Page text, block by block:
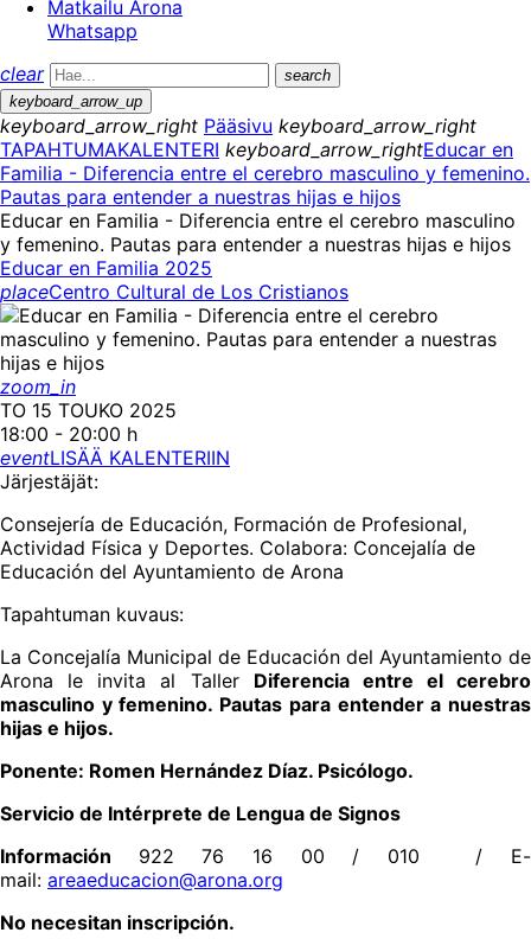
Matkailu Arona
Whatsapp
clear
search
keyboard_arrow_up
keyboard_arrow_right Pääsivu keyboard_arrow_right
TAPAHTUMAKALENTERI keyboard_arrow_rightEducar en
Familia - Diferencia entre el cerebro masculino y femenino.
Pautas para entender a nuestras hijas e hijos
Educar en Familia - Diferencia entre el cerebro masculino
y femenino. Pautas para entender a nuestras hijas e hijos
Educar en Familia 2025
placeCentro Cultural de Los Cristianos
zoom_in
TO 15 TOUKO 2025
18:00 - 20:00 h
eventLISÄÄ KALENTERIIN
Järjestäjät:
Consejería de Educación, Formación de Profesional,
Actividad Física y Deportes. Colabora: Concejalía de
Educación del Ayuntamiento de Arona
Tapahtuman kuvaus:
La Concejalía Municipal de Educación del Ayuntamiento de
Arona le invita al Taller Diferencia entre el cerebro
masculino y femenino. Pautas para entender a nuestras
hijas e hijos.
Ponente: Romen Hernández Díaz. Psicólogo.
Servicio de Intérprete de Lengua de Signos
Información 922 76 16 00 / 010 / E-
mail: areaeducacion@arona.org
No necesitan inscripción.